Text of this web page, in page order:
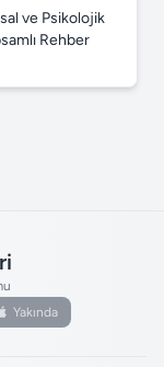
ve Psikolojik
Rehber
Yakında